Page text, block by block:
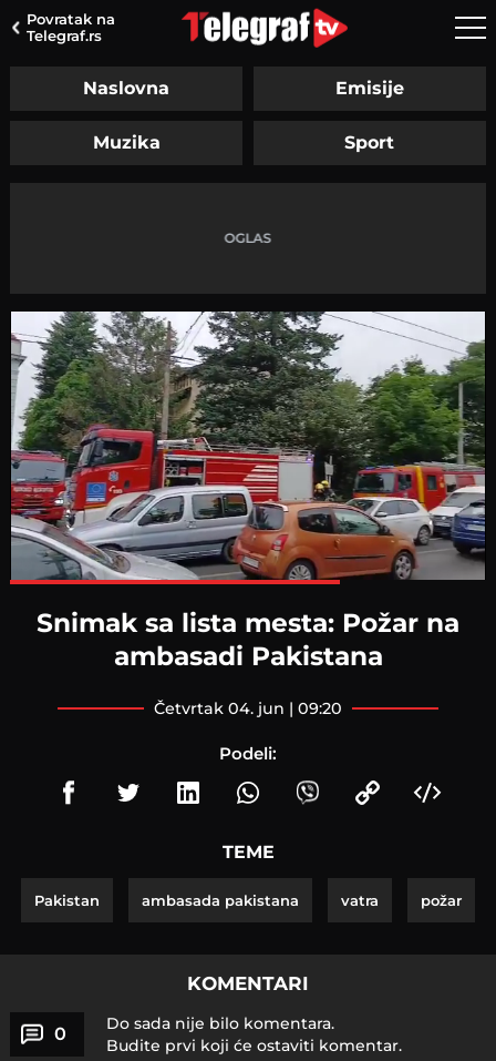
Povratak na
Telegraf.rs
Naslovna Emisije
Muzika Sport
Loaded:
Snimak sa lista mesta: Požar na
ambasadi Pakistana
četvrtak 04. jun | 09:20
Podeli:
TEME
Pakistan ambasada pakistana vatra požar
KOMENTARI
0
Do sada nije bilo komentara.
Budite prvi koji će ostaviti komentar.